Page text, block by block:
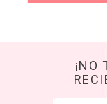
¡NO